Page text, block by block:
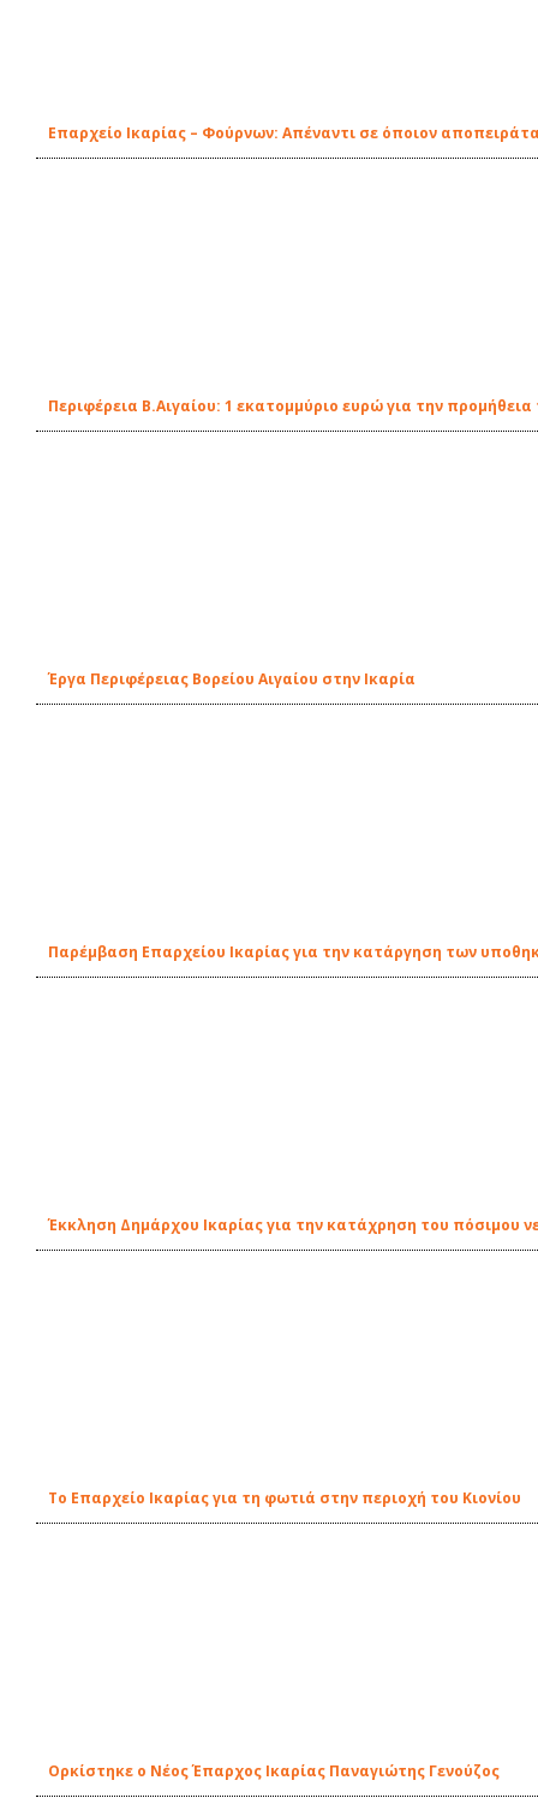
Eπαρχείο Ικαρίας – Φούρνων: Απέναντι σε όποιον
Περιφέρεια Β.Αιγαίου: 1 εκατομμύριο ευρώ για την
Έργα Περιφέρειας Βορείου Αιγαίου στην Ικαρία
Παρέμβαση Επαρχείου Ικαρίας για την κατάργηση των
Έκκληση Δημάρχου Ικαρίας για την κατάχρηση του πόσιμου
Το Επαρχείο Ικαρίας για τη φωτιά στην περιοχή του Κιονίου
Ορκίστηκε ο Νέος Έπαρχος Ικαρίας Παναγιώτης Γενούζος